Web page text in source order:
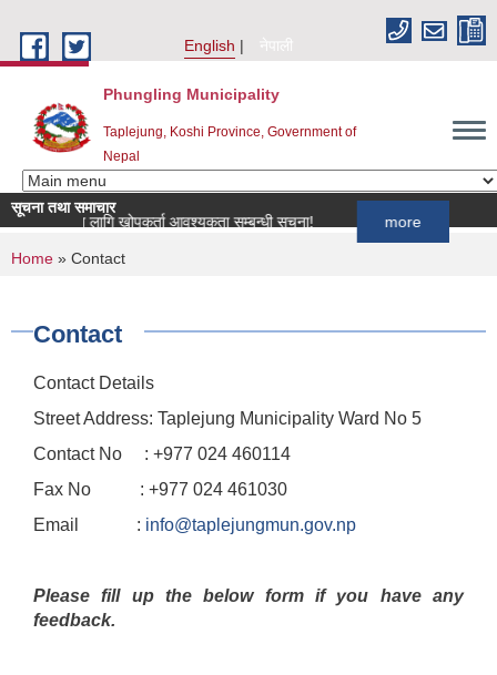
English
नेपाली
Phungling Municipality
Taplejung, Koshi Province, Government of
Nepal
सूचना तथा समाचार
लागि खोपकर्ता आवश्यकता सम्बन्धी सूचना!
You are here
Home » Contact
Contact
Contact Details
Street Address: Taplejung Municipality Ward No 5
Contact No : +977 024 460114
Fax No : +977 024 461030
Email : info@taplejungmun.gov.np
Please fill up the below form if you have any
feedback.